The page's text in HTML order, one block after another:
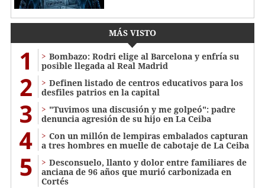
MÁS VISTO
1
Bombazo: Rodri elige al Barcelona y enfría su
posible llegada al Real Madrid
2
Definen listado de centros educativos para los
desfiles patrios en la capital
3
"Tuvimos una discusión y me golpeó": padre
denuncia agresión de su hijo en La Ceiba
4
Con un millón de lempiras embalados capturan
a tres hombres en muelle de cabotaje de La Ceiba
5
​​​​Desconsuelo, llanto y dolor entre familiares de
anciana de 96 años que murió carbonizada en
Cortés